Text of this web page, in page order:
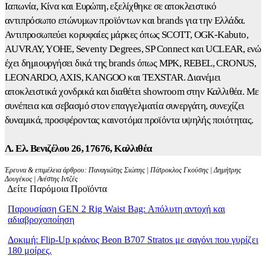
Ιαπωνία, Κίνα και Ευρώπη, εξελίχθηκε σε αποκλειστικό
αντιπρόσωπο επώνυμων προϊόντων και brands για την Ελλάδα.
Αντιπροσωπεύει κορυφαίες μάρκες όπως SCOTT, OGK-Kabuto,
AUVRAY, YOHE, Seventy Degrees, SP Connect και UCLEAR, ενώ
έχει δημιουργήσει δικά της brands όπως MPK, REBEL, CRONUS,
LEONARDO, AXIS, KANGOO και TEXSTAR. Διανέμει
αποκλειστικά χονδρικά και διαθέτει showroom στην Καλλιθέα. Με
συνέπεια και σεβασμό στον επαγγελματία συνεργάτη, συνεχίζει
δυναμικά, προσφέροντας καινοτόμα προϊόντα υψηλής ποιότητας.
Λ. Ελ. Βενιζέλου 26, 17676, Καλλιθέα
Έρευνα & επιμέλεια άρθρου: Παναγιώτης Σιώπης | Πάτροκλος Γκούσης | Δημήτρης
Δουγέκος | Ανέστης Ιντζές
Δείτε Παρόμοια Προϊόντα
Παρουσίαση GEN 2 Rig Waist Bag: Απόλυτη αντοχή και
αδιαβροχοποίηση
Δοκιμή: Flip-Up κράνος Beon B707 Stratos με σαγόνι που γυρίζει
180 μοίρες.